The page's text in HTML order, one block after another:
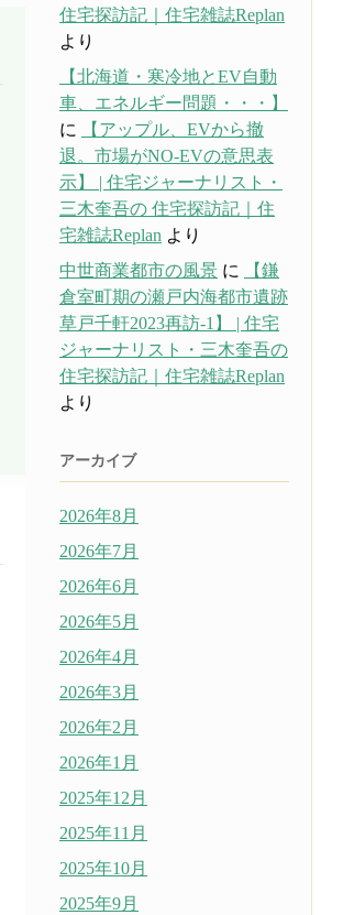
住宅探訪記｜住宅雑誌Replan
より
【北海道・寒冷地とEV自動
車、エネルギー問題・・・】
に
【アップル、EVから撤
退。市場がNO-EVの意思表
示】 | 住宅ジャーナリスト・
三木奎吾の 住宅探訪記｜住
宅雑誌Replan より
中世商業都市の風景 に
【鎌
倉室町期の瀬戸内海都市遺跡
草戸千軒2023再訪-1】 | 住宅
ジャーナリスト・三木奎吾の
住宅探訪記｜住宅雑誌Replan
より
アーカイブ
2026年8月
2026年7月
2026年6月
2026年5月
2026年4月
2026年3月
2026年2月
2026年1月
2025年12月
2025年11月
2025年10月
2025年9月